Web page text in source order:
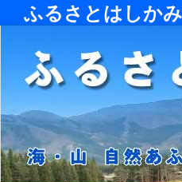
ふるさとはしか